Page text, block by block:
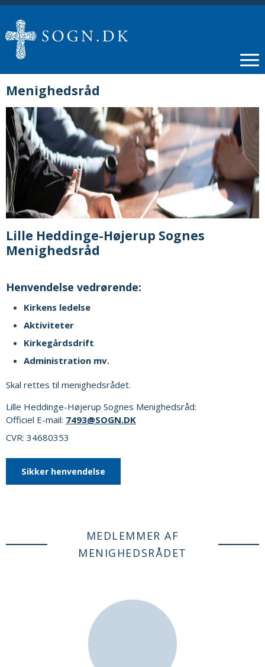
Menighedsråd
Lille Heddinge-Højerup Sognes
Menighedsråd
Henvendelse vedrørende:
Kirkens ledelse
Aktiviteter
Kirkegårdsdrift
Administration mv.
Skal rettes til menighedsrådet.
Lille Heddinge-Højerup Sognes Menighedsråd:
Officiel E-mail: 7493@SOGN.DK
CVR: 34680353
Sikker henvendelse
MEDLEMMER AF
MENIGHEDSRÅDET